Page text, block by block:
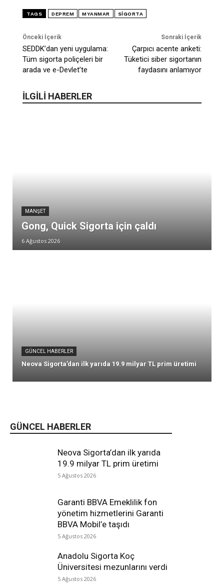
GÜNCEL HABERLER
Neova Sigorta’dan ilk yarıda
19.9 milyar TL prim üretimi
5 Ağustos 2026
Garanti BBVA Emeklilik fon
yönetim hizmetlerini Garanti
BBVA Mobil’e taşıdı
5 Ağustos 2026
Anadolu Sigorta Koç
Üniversitesi mezunlarını verdi
5 Ağustos 2026
TAGS DEPREM MYANMAR SIGORTA
Önceki İçerik
SEDDK’dan yeni uygulama:
Tüm sigorta poliçeleri bir
arada ve e-Devlet’te
Sonraki İçerik
Çarpıcı acente anketi:
Tüketici siber sigortanın
faydasını anlamıyor
İLGİLİ HABERLER
MANŞET
Gong, Quick Sigorta için çaldı
6 Ağustos 2026
GÜNCEL HABERLER
Neova Sigorta’dan ilk yarıda 19.9 milyar TL prim üretimi